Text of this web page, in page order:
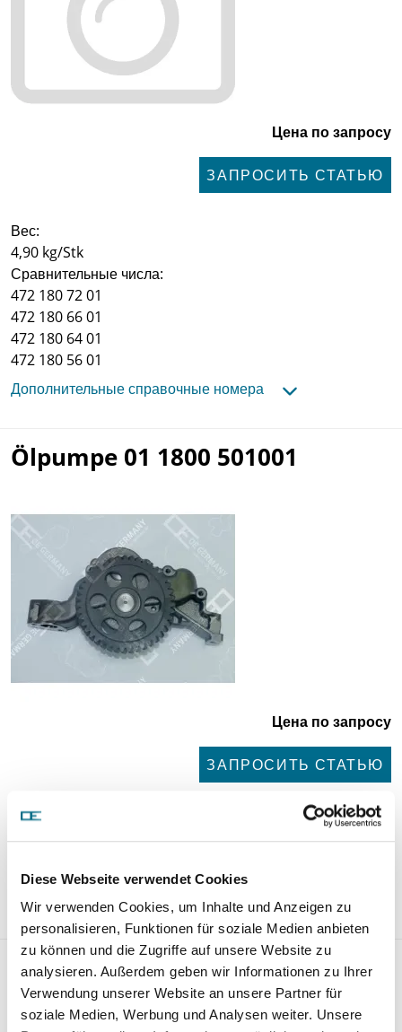
Diese Webseite verwendet Cookies
Wir verwenden Cookies, um Inhalte und Anzeigen zu
personalisieren, Funktionen für soziale Medien anbieten
zu können und die Zugriffe auf unsere Website zu
analysieren. Außerdem geben wir Informationen zu Ihrer
Verwendung unserer Website an unsere Partner für
soziale Medien, Werbung und Analysen weiter. Unsere
Цена по запросу
ЗАПРОСИТЬ СТАТЬЮ
Вес:
4,90 kg/Stk
Сравнительные числа:
472 180 72 01
472 180 66 01
472 180 64 01
472 180 56 01
Дополнительные справочные номера
Ölpumpe 01 1800 501001
Цена по запросу
ЗАПРОСИТЬ СТАТЬЮ
Вес:
5,89 kg/Stk
541 180 04 01
01 1800 501001
Ölpumpe 01 1800 502000